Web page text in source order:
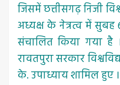
जिसमें छत्तीसगढ़ निजी
अध्यक्ष के नेत्रत्व में
संचालित किया गया है ।
रावतपुरा सरकार
के. उपाध्याय शामिल हुए ।